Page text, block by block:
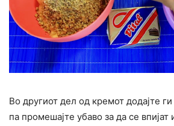
Во другиот дел од кремот додајте
па промешајте убаво за да се впијат